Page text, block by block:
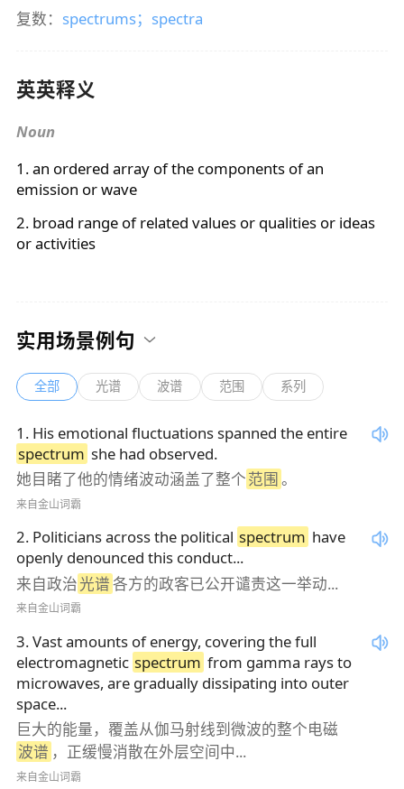
复数： spectrums； spectra
英英释义
Noun
1. an ordered array of the components of an
emission or wave
2. broad range of related values or qualities or ideas
or activities
实用场景例句
全部 光谱 波谱 范围 系列
1 . His emotional fluctuations spanned the entire
spectrum she had observed.
她目睹了他的情绪波动涵盖了整个范围。
来自金山词霸
2. Politicians across the political spectrum have
openly denounced this conduct...
来自政治光谱各方的政客已公开谴责这一举动...
来自金山词霸
3.Vast amounts of energy, covering the full
electromagnetic spectrum from gamma rays to
microwaves, are gradually dissipating into outer
space...
巨大的能量，覆盖从伽马射线到微波的整个电磁
波谱 ，正缓慢消散在外层空间中...
来自金山词霸